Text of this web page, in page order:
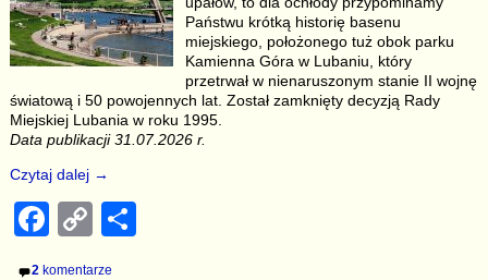
o
k
k
Państwu krótką historię basenu
miejskiego, położonego tuż obok parku
Kamienna Góra w Lubaniu, który
przetrwał w nienaruszonym stanie II wojnę
światową i 50 powojennych lat. Został zamknięty decyzją Rady
Miejskiej Lubania w roku 1995.
Data publikacji 31.07.2026 r.
Czytaj dalej →
F
C
2 komentarze